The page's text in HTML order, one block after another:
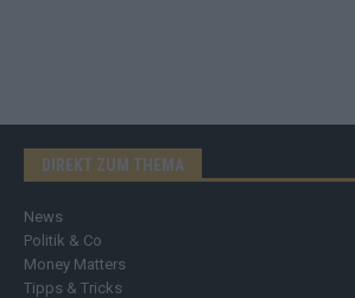
DIREKT ZUM THEMA
News
Politik & Co
Money Matters
Tipps & Tricks